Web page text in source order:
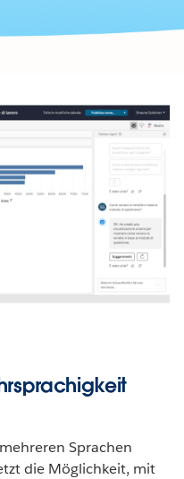
Sprachen
die Möglichkeit, mit